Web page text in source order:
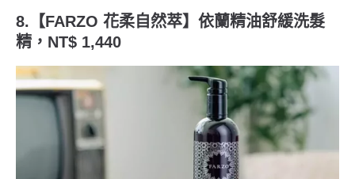
8.【FARZO 花柔自然萃】依蘭精油舒緩洗髮
精，NT$ 1,440